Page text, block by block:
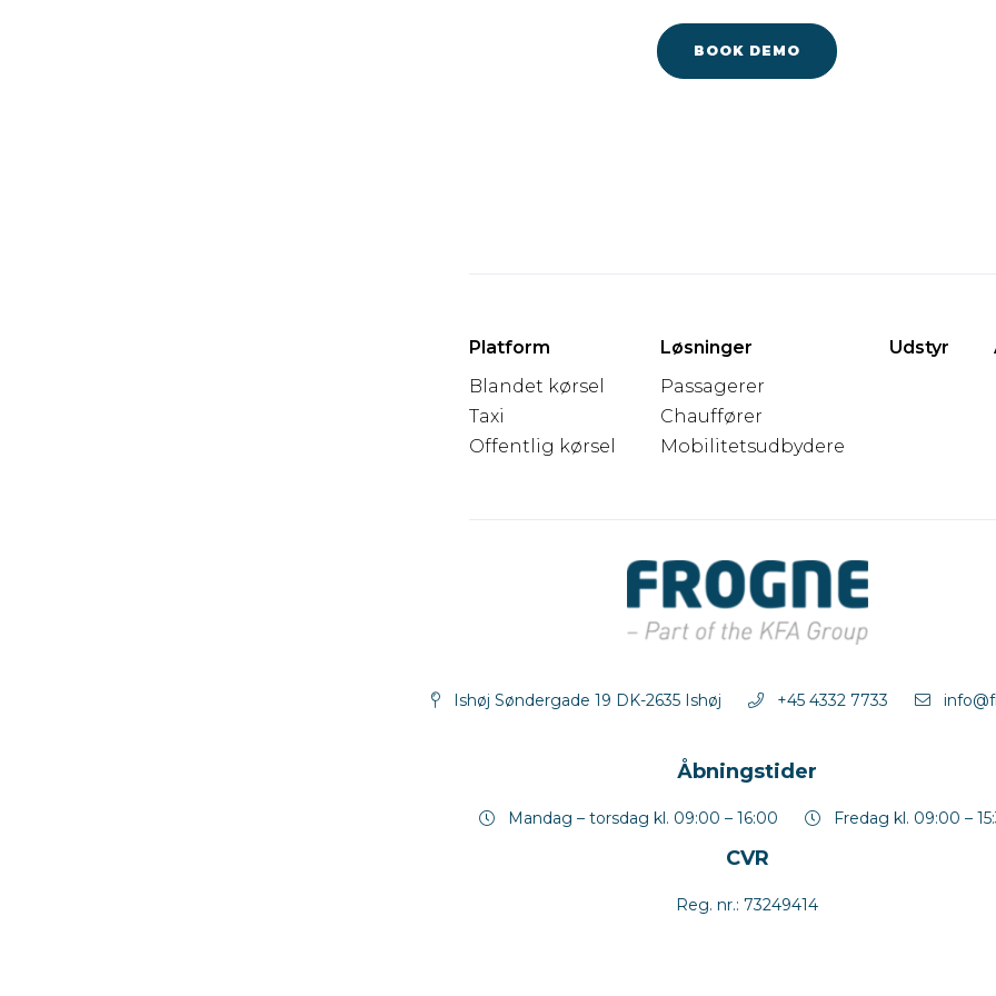
BOOK DEMO
Platform
Blandet kørsel
Taxi
Offentlig kørsel
Løsninger
Passagerer
Chauffører
Mobilitetsudbydere
Udstyr
Ishøj Søndergade 19 DK-2635 Ishøj +45 4332 7733
Åbningstider
Mandag – torsdag kl. 09:00 – 16:00 Fredag kl. 09:00 –
CVR
Reg. nr.: 73249414